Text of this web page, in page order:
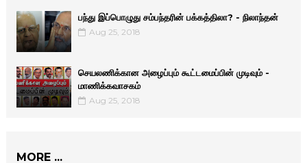
பந்து இப்பொழுது சம்பந்தரின் பக்கத்திலா? - நிலாந்தன்
Aug 25, 2018
செயலணிக்கான அழைப்பும் கூட்டமைப்பின் முடிவும் -
மாணிக்­க­வா­சகம்
Aug 25, 2018
MORE ...